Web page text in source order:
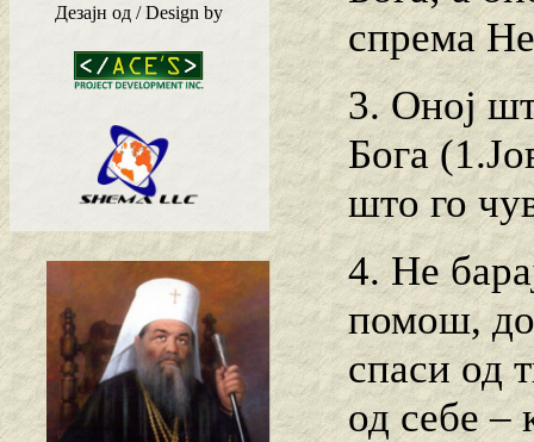
Дезајн од / Design by
спрема
3. Оној
Бога
што го
4. Не
помош,
спаси од
од себе –